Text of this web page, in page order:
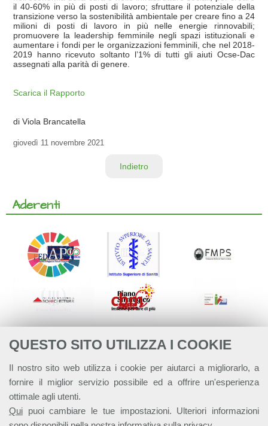
QUESTO SITO UTILIZZA I COOKIE
Il nostro sito web utilizza i cookie per aiutarci a migliorarlo, a
fornire il miglior servizio possibile ed a offrire un'esperienza
ottimale agli utenti.
Qui puoi cambiare le tue impostazioni. Ulteriori informazioni
il 40-60% in più di posti di lavoro; sfruttare il potenziale della
transizione verso la sostenibilità ambientale per creare fino a 24
milioni di posti di lavoro in più nelle energie rinnovabili;
promuovere la leadership femminile negli spazi istituzionali e
aumentare i fondi per le organizzazioni femminili, che nel 2018-
2019 hanno ricevuto soltanto l’1% di tutti gli aiuti Ocse-Dac
assegnati alla parità di genere.
Scarica il Rapporto
di Viola Brancatella
giovedì 11 novembre 2021
Indietro
Aderenti